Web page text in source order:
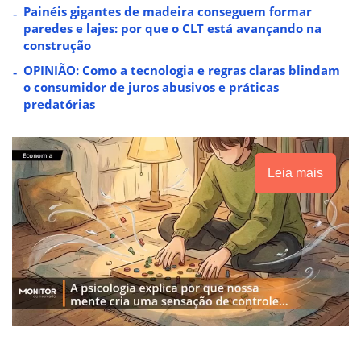
Painéis gigantes de madeira conseguem formar
paredes e lajes: por que o CLT está avançando na
construção
OPINIÃO: Como a tecnologia e regras claras blindam
o consumidor de juros abusivos e práticas
predatórias
Leia mais